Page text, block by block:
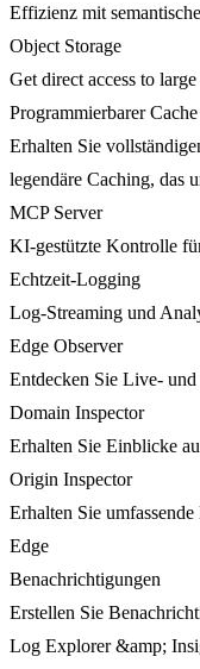
Effizienz mit
Object Storage
Get direct access to
Programmierbarer Cache
Erhalten Sie
legendäre Caching, das
MCP Server
KI-gestützte Kontrolle
Echtzeit-Logging
Log-Streaming und
Edge Observer
Entdecken Sie Live-
Domain Inspector
Erhalten Sie Einblicke
Origin Inspector
Erhalten Sie
Edge
Benachrichtigungen
Erstellen Sie
Log Explorer &amp;